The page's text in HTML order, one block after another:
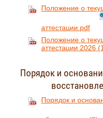
Положение о
аттестации.pdf
Положение о
аттестации 2026
Порядок и
Порядок и